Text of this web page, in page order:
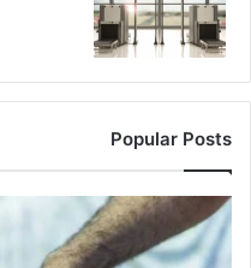
Popular Posts